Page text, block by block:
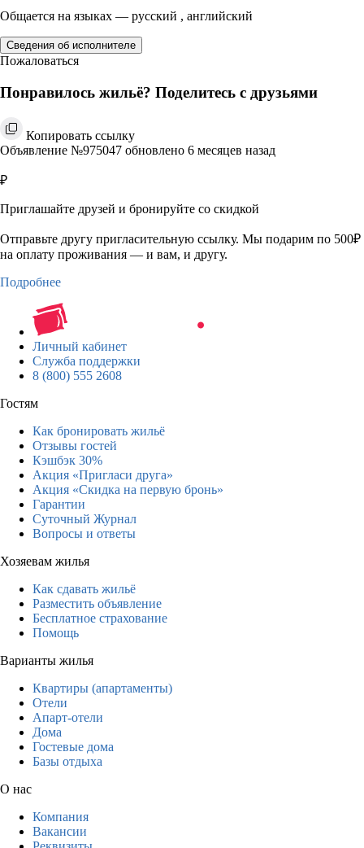
Общается на языках — русский , английский
Сведения об исполнителе
Пожаловаться
Понравилось жильё? Поделитесь с друзьями
Копировать ссылку
Объявление №975047 обновлено 6 месяцев назад
₽
Приглашайте друзей и бронируйте со скидкой
Отправьте другу пригласительную ссылку. Мы подарим по 500₽
на оплату проживания — и вам, и другу.
Подробнее
Личный кабинет
Служба поддержки
8 (800) 555 2608
Гостям
Как бронировать жильё
Отзывы гостей
Кэшбэк 30%
Акция «Пригласи друга»
Акция «Скидка на первую бронь»
Гарантии
Суточный Журнал
Вопросы и ответы
Хозяевам жилья
Как сдавать жильё
Разместить объявление
Бесплатное страхование
Помощь
Варианты жилья
Квартиры (апартаменты)
Отели
Апарт-отели
Дома
Гостевые дома
Базы отдыха
О нас
Компания
Вакансии